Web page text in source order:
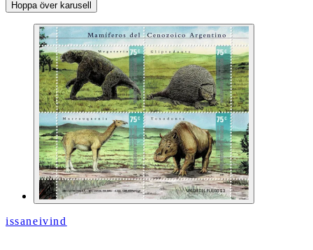
Hoppa över karusell
issaneivind